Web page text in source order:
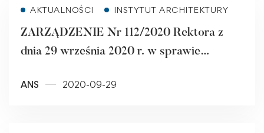
AKTUALNOŚCI INSTYTUT ARCHITEKTURY
ZARZĄDZENIE Nr 112/2020 Rektora z
dnia 29 września 2020 r. w sprawie
2020/2021
ANS 2020-09-29